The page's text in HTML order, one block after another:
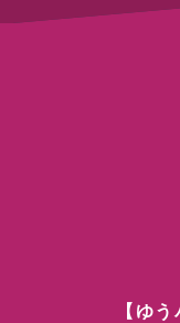
【ゆ